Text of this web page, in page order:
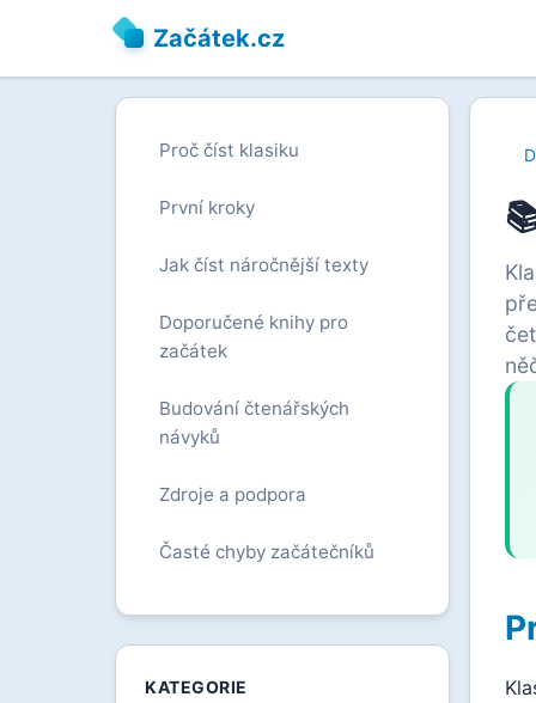
Začátek.cz
Proč číst klasiku
První kroky
Jak číst náročnější texty
Doporučené knihy pro
začátek
Budování čtenářských
návyků
Zdroje a podpora
Časté chyby začátečníků
KATEGORIE